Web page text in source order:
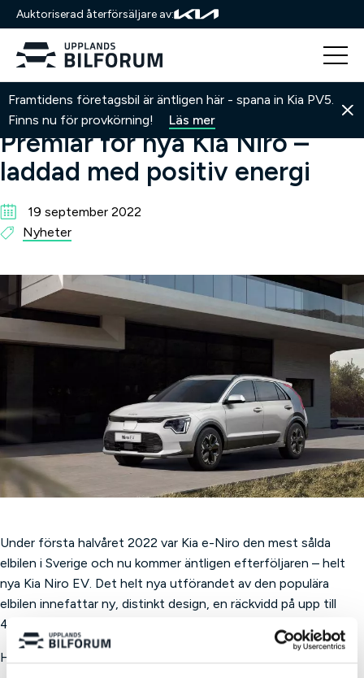
Auktoriserad återförsäljare av:
Framtidens företagsbil är äntligen här - spana in Kia PV5.
Finns nu för provkörning!
Läs mer
Hem Nyheter
Premiär för nya Kia Niro – laddad med
positiv energi
Premiär för nya Kia Niro –
laddad med positiv energi
19 september 2022
Nyheter
Under första halvåret 2022 var Kia e-Niro den mest sålda
elbilen i Sverige och nu kommer äntligen efterföljaren – helt
nya Kia Niro EV. Det helt nya utförandet av den populära
elbilen innefattar ny, distinkt design, en räckvidd på upp till
460 km och en mängd tekniska funktioner.
Helt nya Kia Niro finns även som hybrid och plug-in hybrid.